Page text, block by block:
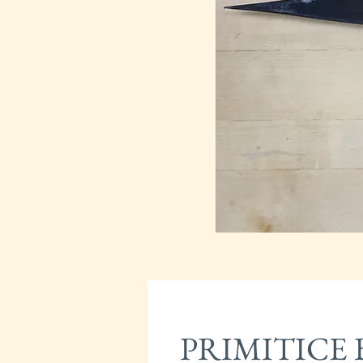
PRIMITICE